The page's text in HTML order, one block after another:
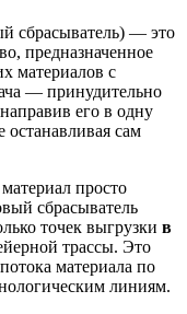
сбрасыватель) — это
предназначенное
материалов с
— принудительно
его в одну
сам
материал просто
сбрасыватель
точек выгрузки в
трассы. Это
материала по
линиям.